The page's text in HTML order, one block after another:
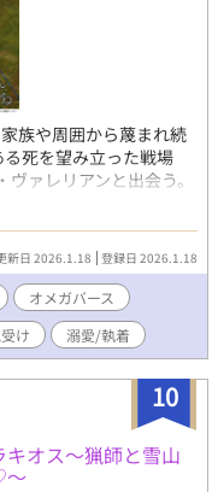
族や周囲から蔑まれ続
死を望み立った戦場
ァレリアンと出会う。
いエルに一目で心を奪
ートが誘発され、抗え
という名目で、ラグナに
自覚したエルはラグナ
た物語は、家族という
を受けたΩ騎士が、愛
語。 【⚠️注意⚠️】 ※本
写あります ※男性妊
まる関係性／強引な展
愛情重視・家族形成・
がありますが、いずれ
をお控えください
新日 2026.1.18 登録日 2026.1.18
オメガバース
け 溺愛/執着
10
キオス〜猟師と雪山
〜